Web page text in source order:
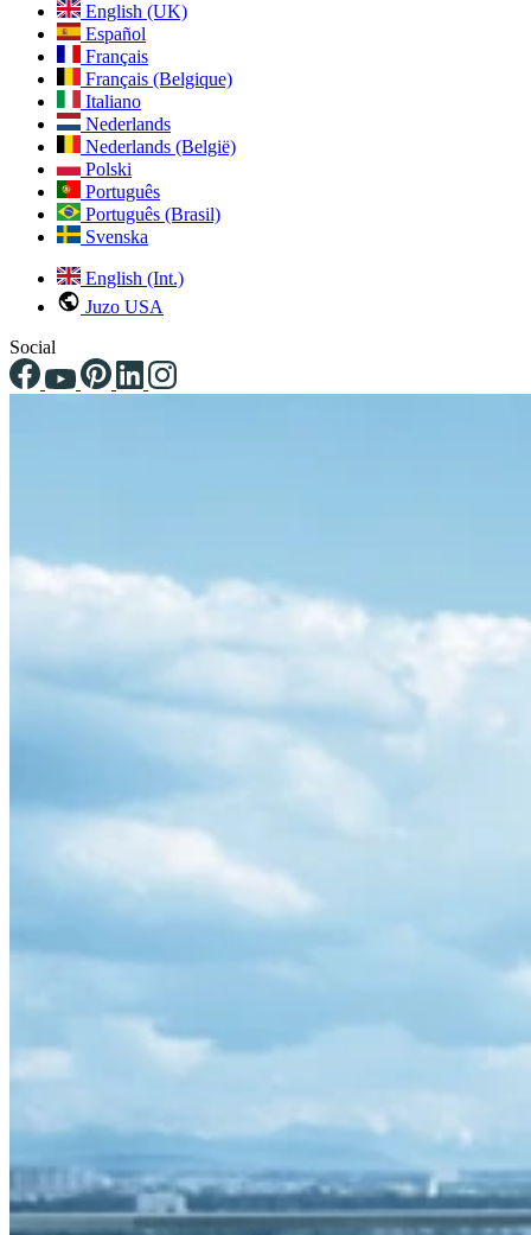
English (UK)
Español
Français
Français (Belgique)
Italiano
Nederlands
Nederlands (België)
Polski
Português
Português (Brasil)
Svenska
English (Int.)
Juzo USA
Social